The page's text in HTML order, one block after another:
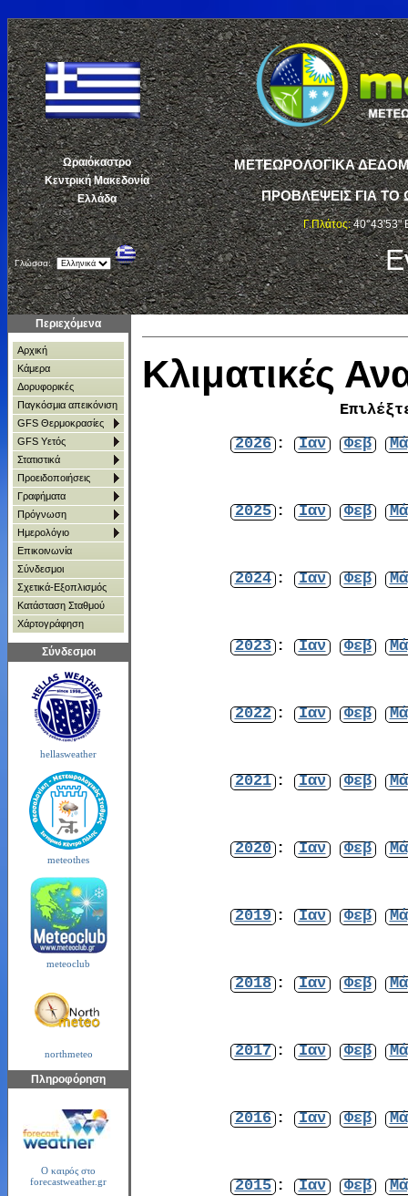
Ωραιόκαστρο
Κεντρική Μακεδονία
Ελλάδα
ΜΕΤΕΩΡΟΛΟΓΙΚΑ
ΠΡΟΒΛΕΨΕΙΣ ΓΙΑ ΤΟ
Γ.Πλάτος:40°43'53"
Γλώσσα:
Περιεχόμενα
Αρχική
Κάμερα
Δορυφορικές
Παγκόσμια απεικόνιση
GFS Θερμοκρασίες
GFS Υετός
Στατιστικά
Προειδοποιήσεις
Γραφήματα
Πρόγνωση
Ημερολόγιο
Επικοινωνία
Σύνδεσμοι
Σχετικά-Εξοπλισμός
Κατάσταση Σταθμού
Χάρτoγράφηση
Σύνδεσμοι
hellasweather
meteothes
meteoclub
northmeteo
Πληροφόρηση
Ο καιρός στο
forecastweather.gr
Κλιματικές
2026 : Ιαν Φεβ
2025 : Ιαν Φεβ
2024 : Ιαν Φεβ
2023 : Ιαν Φεβ
2022 : Ιαν Φεβ
2021 : Ιαν Φεβ
2020 : Ιαν Φεβ
2019 : Ιαν Φεβ
2018 : Ιαν Φεβ
2017 : Ιαν Φεβ
2016 : Ιαν Φεβ
2015 : Ιαν Φεβ